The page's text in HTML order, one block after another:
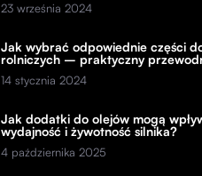
23 września 2024
Jak wybrać odpowiednie części
rolniczych – praktyczny
14 stycznia 2024
Jak dodatki do olejów mogą
wydajność i żywotność silnika?
4 października 2025